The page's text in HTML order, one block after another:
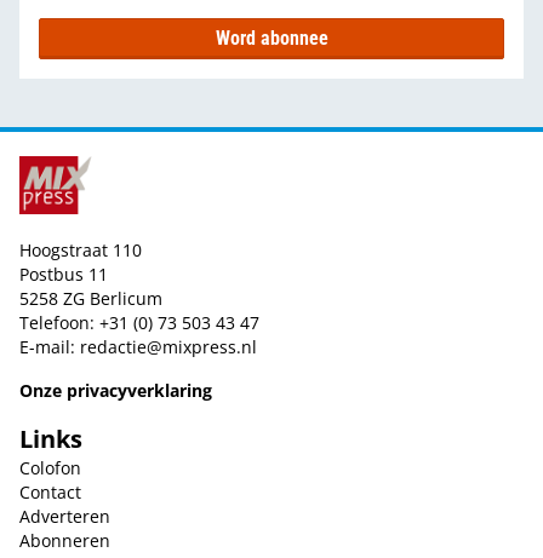
Word abonnee
Hoogstraat 110
Postbus 11
5258 ZG Berlicum
Telefoon: +31 (0) 73 503 43 47
E-mail: redactie@mixpress.nl
Onze privacyverklaring
Links
Colofon
Contact
Adverteren
Abonneren